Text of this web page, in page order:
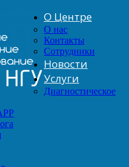
О Центре
О нас
Контакты
Сотрудники
Новости
Услуги
Диагностическое